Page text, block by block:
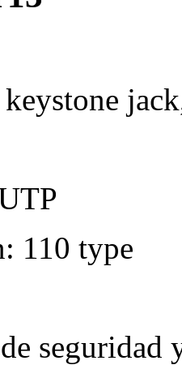
110 type
seguridad